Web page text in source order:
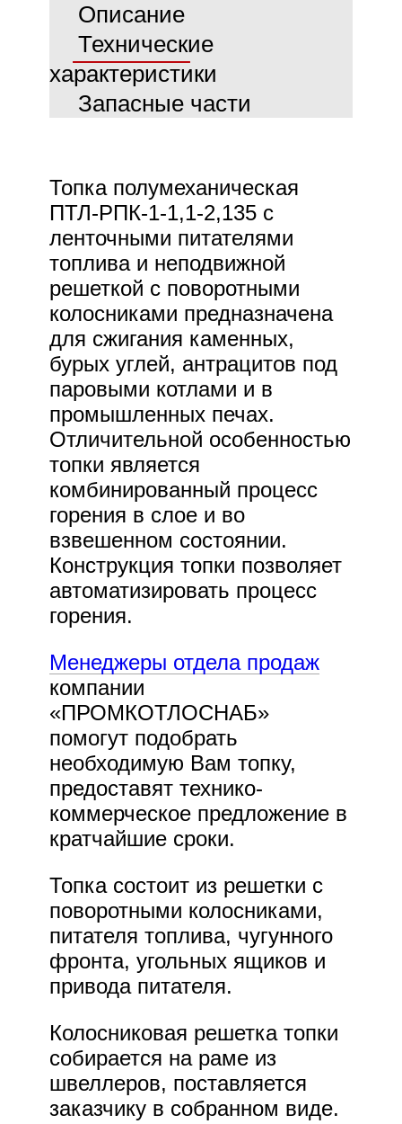
Описание
Технические
характеристики
Запасные части
Топка полумеханическая
ПТЛ-РПК-1-1,1-2,135 с
ленточными питателями
топлива и неподвижной
решеткой с поворотными
колосниками предназначена
для сжигания каменных,
бурых углей, антрацитов под
паровыми котлами и в
промышленных печах.
Отличительной особенностью
топки является
комбинированный процесс
горения в слое и во
взвешенном состоянии.
Конструкция топки позволяет
автоматизировать процесс
горения.
Менеджеры отдела продаж
компании
«ПРОМКОТЛОСНАБ»
помогут подобрать
необходимую Вам топку,
предоставят технико-
коммерческое предложение в
кратчайшие сроки.
Топка состоит из решетки с
поворотными колосниками,
питателя топлива, чугунного
фронта, угольных ящиков и
привода питателя.
Колосниковая решетка топки
собирается на раме из
швеллеров, поставляется
заказчику в собранном виде.